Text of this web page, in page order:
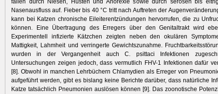
fallen durch Niesen, Husten und Anorexie sowie durch serösen bis
Nasenausfluss auf. Fieber bis 40 °C tritt nach Auftreten der
kann bei Katzen chronische Eileiterentzündungen hervorrufen, die zu
können. Eine Übertragung des Erregers über den Genitaltrakt wird
Experimentell infizierte Kätzchen zeigten neben den okulären
Mattigkeit, Lahmheit und verringerte Gewichtszunahme.
wurden in der Vergangenheit auch C. psittaci Infektionen
Untersuchungen zeigen jedoch, dass vermutlich FHV-1 Infektionen dafür
[8]. Obwohl in manchen Lehrbüchern Chlamydien als Erreger von
aufgeführt werden, gibt es bislang keine Berichte darüber, dass natürliche
Katze tatsächlich Pneumonien auslösen können [9]. Das zoonotische